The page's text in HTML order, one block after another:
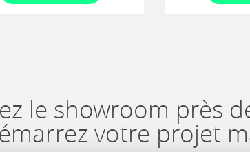
le showroom près
votre projet